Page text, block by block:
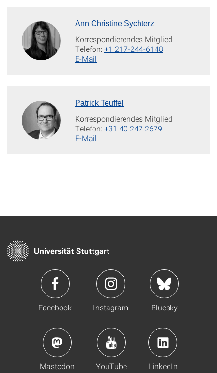
Ann Christine Sychterz
Korrespondierendes Mitglied
Telefon:+1 217-244-6148
E-Mail
Patrick Teuffel
Korrespondierendes Mitglied
Telefon:+31 40 247 2679
E-Mail
Facebook Instagram Bluesky
Mastodon YouTube LinkedIn